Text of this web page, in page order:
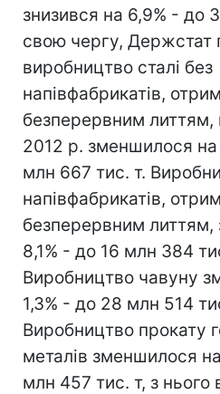
знизився на 6,9% - до
свою чергу, Держстат
виробництво сталі без
напівфабрикатів,
безперервним литтям,
2012 р. зменшилося
млн 667 тис. т.
напівфабрикатів,
безперервним
8,1% - до 16 млн 384
Виробництво чавуну
1,3% - до 28 млн 514
Виробництво прокату
металів зменшилося
млн 457 тис. т, з нього